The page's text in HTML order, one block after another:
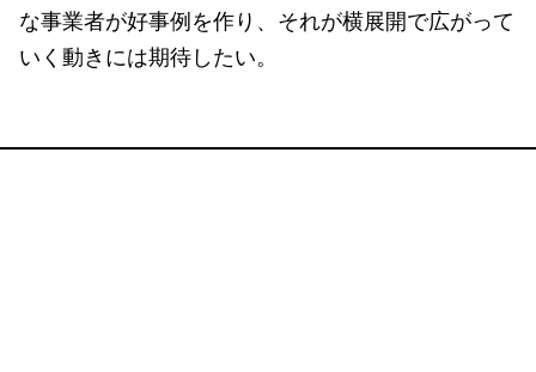
な事業者が好事例を作り、それが横展開で広がって
いく動きには期待したい。